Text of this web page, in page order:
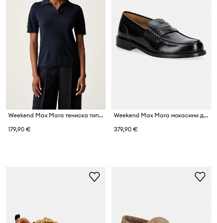
Weekend Max Mara тениска тип пулове с яка дамска с коприна WKDRONCOLO
179,90 €
Weekend Max Mara мокасини дамски от кожа
379,90 €